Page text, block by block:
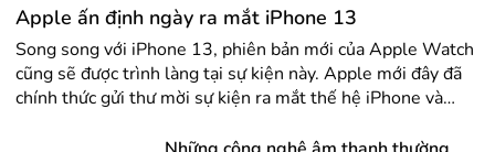
Apple ấn định ngày ra mắt iPhone 13
Song song với iPhone 13, phiên bản mới của Apple Watch
cũng sẽ được trình làng tại sự kiện này. Apple mới đây đã
chính thức gửi thư mời sự kiện ra mắt thế hệ iPhone và
diễn ra vào ngày 14/9 (theo giờ Mỹ) và 0h ngày 15/9 (theo